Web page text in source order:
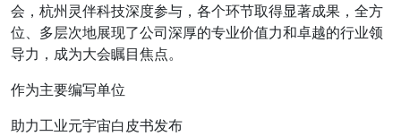
会，杭州灵伴科技深度参与，各个环节取得显著成果，全方
位、多层次地展现了公司深厚的专业价值力和卓越的行业领
导力，成为大会瞩目焦点。
作为主要编写单位
助力工业元宇宙白皮书发布